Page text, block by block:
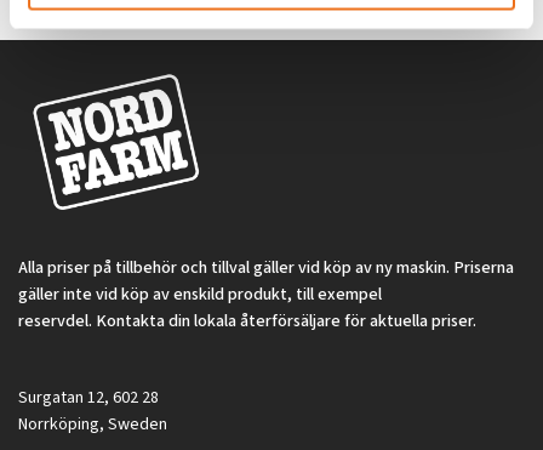
Alla priser på tillbehör och tillval gäller vid köp av ny maskin. Priserna
gäller inte vid köp av enskild produkt, till exempel
reservdel. Kontakta din lokala återförsäljare för aktuella priser.
Surgatan 12, 602 28
Norrköping, Sweden